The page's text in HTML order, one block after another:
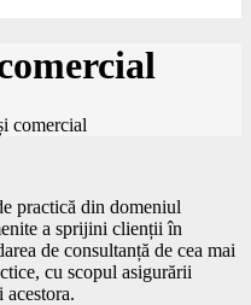
comercial
practică din domeniul
a sprijini clienții în
de consultanță de cea mai
cu scopul asigurării
acestora.